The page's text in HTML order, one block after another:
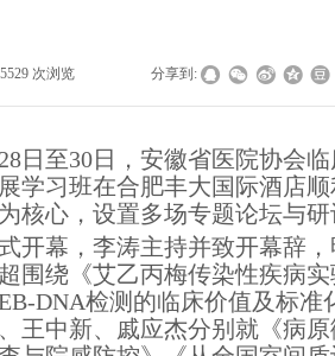
5529 次浏览 分享到:
日至30日，安徽省医院协会
学习班在合肥丰大国际酒店
核心，设置多场专题论坛与
开幕，李涛主持并致开幕辞
围绕《艾乙丙梅传染性疾病
DNA检测的临床价值及标
王中新、戚应杰分别就《病